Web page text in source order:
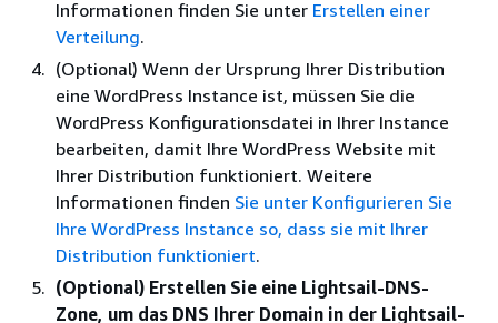
Informationen finden Sie unter Erstellen einer
Verteilung.
(Optional) Wenn der Ursprung Ihrer Distribution
eine WordPress Instance ist, müssen Sie die
WordPress Konfigurationsdatei in Ihrer Instance
bearbeiten, damit Ihre WordPress Website mit
Ihrer Distribution funktioniert. Weitere
Informationen finden Sie unter Konfigurieren Sie
Ihre WordPress Instance so, dass sie mit Ihrer
Distribution funktioniert.
(Optional) Erstellen Sie eine Lightsail-DNS-
Zone, um das DNS Ihrer Domain in der Lightsail-